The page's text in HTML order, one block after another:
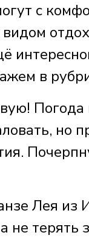
с
в
но
Лея из
терять